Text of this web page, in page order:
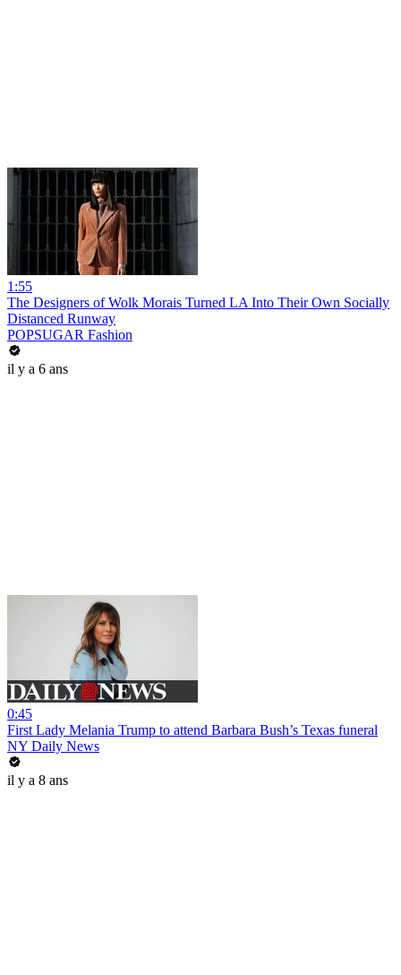
1:55
The Designers of Wolk Morais Turned LA Into Their Own Socially
Distanced Runway
POPSUGAR Fashion
il y a 6 ans
0:45
First Lady Melania Trump to attend Barbara Bush’s Texas funeral
NY Daily News
il y a 8 ans